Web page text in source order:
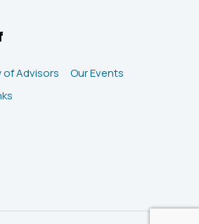
Advisors
Our Events